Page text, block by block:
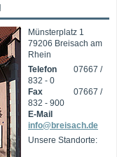
Münsterplatz 1
79206 Breisach am
Rhein
Telefon
07667 /
832 - 0
Fax
07667 /
832 - 900
E-Mail
info@breisach.de
Unsere Standorte: